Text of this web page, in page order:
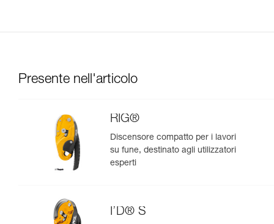
Presente nell'articolo
RIG®
Discensore compatto per i lavori
su fune, destinato agli utilizzatori
esperti
I’D® S